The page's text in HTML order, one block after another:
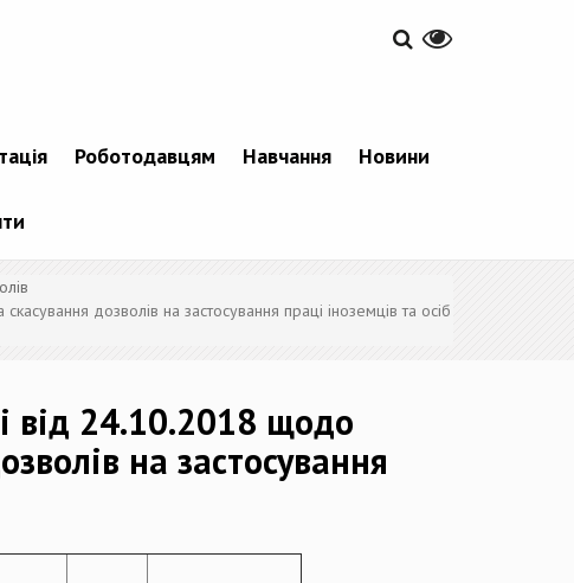
Роботодавцям Навчання Новини
дозволів на застосування праці іноземців та осіб
від 24.10.2018 щодо
на застосування